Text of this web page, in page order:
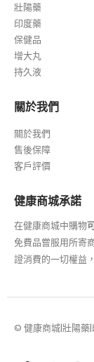
壯陽藥
印度藥
保健品
增大丸
持久液
關於我們
關於我們
售後保障
客戶評價
健康商城承諾
在健康商城中購物
免費品嘗服用所寄
證消費的一切權益
© 健康商城|壯陽藥